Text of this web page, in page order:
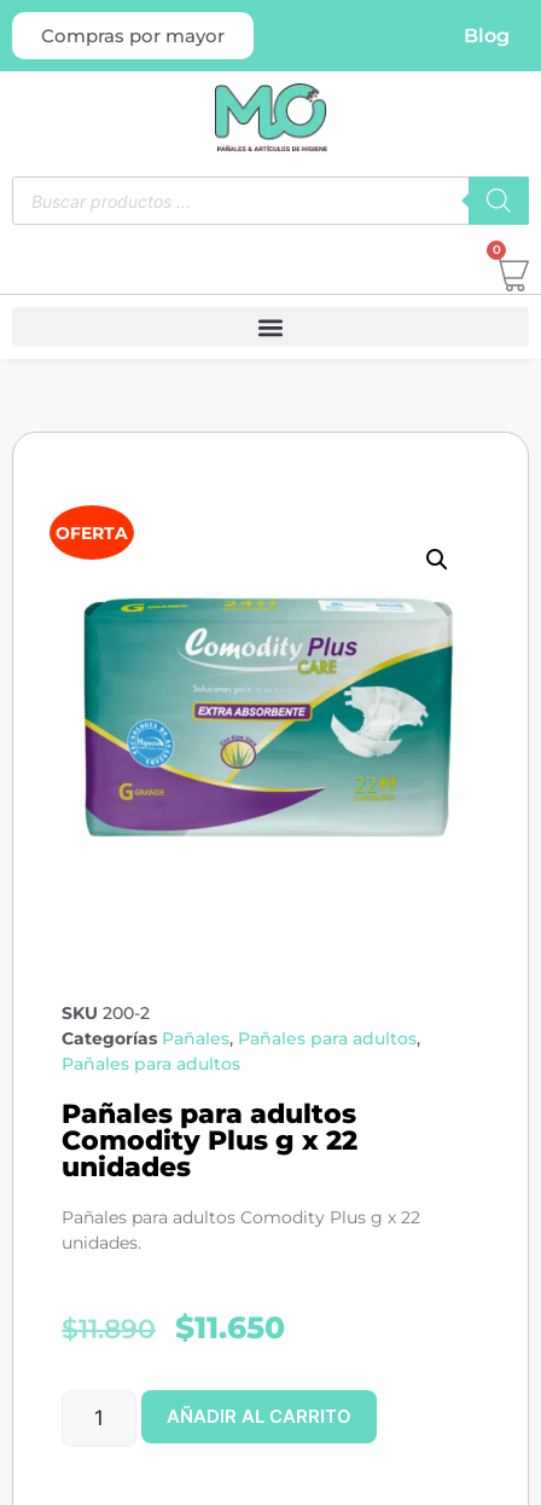
Compras por mayor Blog
0
OFERTA
SKU 200-2
Categorías Pañales, Pañales para adultos,
Pañales para adultos
Pañales para adultos
Comodity Plus g x 22
unidades
Pañales para adultos Comodity Plus g x 22
unidades.
$11.890 $11.650
AÑADIR AL CARRITO